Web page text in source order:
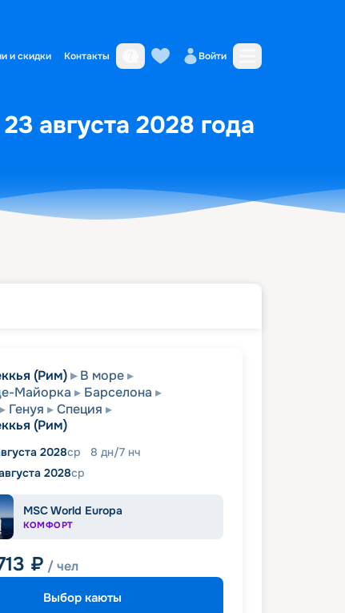
и скидки Контакты Войти
августа 2028 года
(Рим)
В море
Майорка
Барселона
Генуя
Специя
(Рим)
2028ср 8 дн/7 нч
2028ср
MSC World Europa
КОМФОРТ
₽ / чел
Выбор каюты